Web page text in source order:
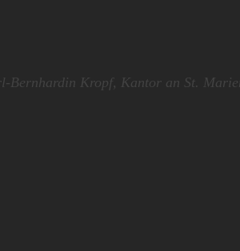
Bernhardin Kropf, Kantor an St.